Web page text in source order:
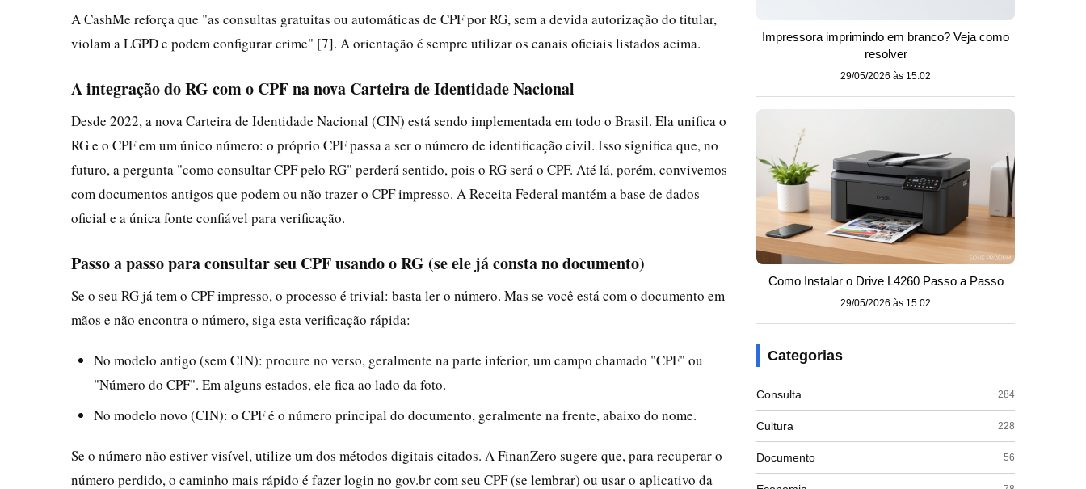
A CashMe reforça que "as consultas gratuitas ou automáticas de CPF por RG, sem a devida autorização do titular,
violam a LGPD e podem configurar crime" [7]. A orientação é sempre utilizar os canais oficiais listados acima.
A integração do RG com o CPF na nova Carteira de Identidade Nacional
Desde 2022, a nova Carteira de Identidade Nacional (CIN) está sendo implementada em todo o Brasil. Ela unifica o
RG e o CPF em um único número: o próprio CPF passa a ser o número de identificação civil. Isso significa que, no
futuro, a pergunta "como consultar CPF pelo RG" perderá sentido, pois o RG será o CPF. Até lá, porém, convivemos
com documentos antigos que podem ou não trazer o CPF impresso. A Receita Federal mantém a base de dados
oficial e a única fonte confiável para verificação.
Passo a passo para consultar seu CPF usando o RG (se ele já consta no documento)
Se o seu RG já tem o CPF impresso, o processo é trivial: basta ler o número. Mas se você está com o documento em
mãos e não encontra o número, siga esta verificação rápida:
No modelo antigo (sem CIN): procure no verso, geralmente na parte inferior, um campo chamado "CPF" ou
"Número do CPF". Em alguns estados, ele fica ao lado da foto.
No modelo novo (CIN): o CPF é o número principal do documento, geralmente na frente, abaixo do nome.
Se o número não estiver visível, utilize um dos métodos digitais citados. A FinanZero sugere que, para recuperar o
número perdido, o caminho mais rápido é fazer login no gov.br com seu CPF (se lembrar) ou usar o aplicativo da
Impressora imprimindo em branco? Veja como
resolver
29/05/2026 às 15:02
Como Instalar o Drive L4260 Passo a Passo
29/05/2026 às 15:02
Categorias
Consulta 284
Cultura 228
Documento 56